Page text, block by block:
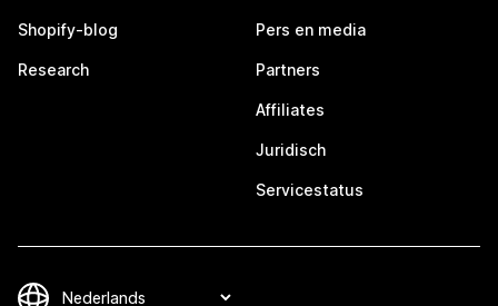
Shopify-blog
Research
Pers en media
Partners
Affiliates
Juridisch
Servicestatus